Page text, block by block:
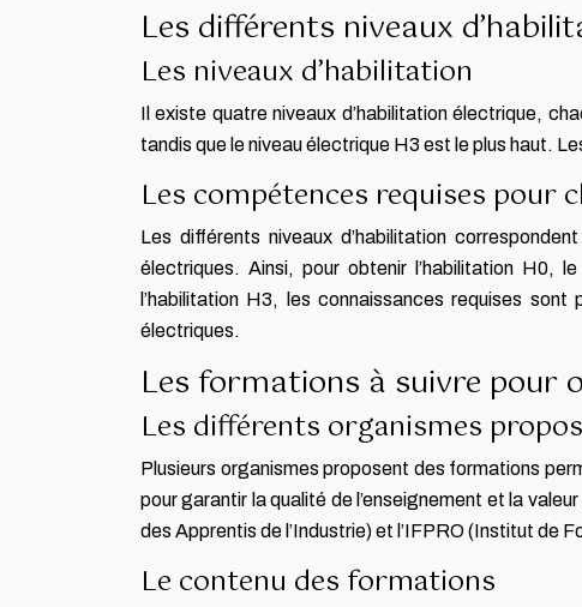
Les différents niveaux
Les niveaux d’habilitation
Il existe quatre niveaux d’habilitation électrique,
tandis que le niveau électrique H3 est le plus haut.
Les compétences requises pour
Les différents niveaux d’habilitation
électriques. Ainsi, pour obtenir l’habilitation H0,
l’habilitation H3, les connaissances requises
électriques.
Les formations à suivre pour
Les différents organismes
Plusieurs organismes proposent des formations
pour garantir la qualité de l’enseignement et la
des Apprentis de l’Industrie) et l’IFPRO (Institut de
Le contenu des formations